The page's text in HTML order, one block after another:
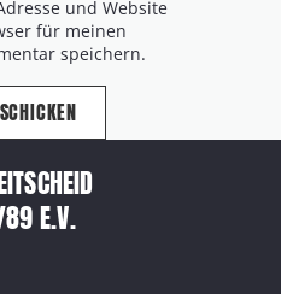
und Website
für meinen
speichern.
E.V.